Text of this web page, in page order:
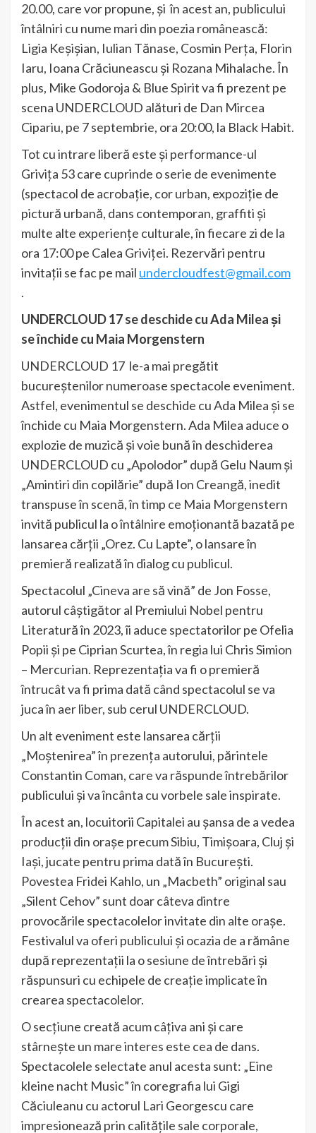
20.00, care vor propune, și în acest an, publicului
întâlniri cu nume mari din poezia românească:
Ligia Keșișian, Iulian Tănase, Cosmin Perța, Florin
Iaru, Ioana Crăciuneascu și Rozana Mihalache. În
plus, Mike Godoroja & Blue Spirit va fi prezent pe
scena UNDERCLOUD alături de Dan Mircea
Cipariu, pe 7 septembrie, ora 20:00, la Black Habit.
Tot cu intrare liberă este și performance-ul
Grivița 53 care cuprinde o serie de evenimente
(spectacol de acrobație, cor urban, expoziție de
pictură urbană, dans contemporan, graffiti și
multe alte experiențe culturale, în fiecare zi de la
ora 17:00 pe Calea Griviței. Rezervări pentru
invitații se fac pe mail undercloudfest@gmail.com
.
UNDERCLOUD 17 se deschide cu Ada Milea și
se închide cu Maia Morgenstern
UNDERCLOUD 17 le-a mai pregătit
bucureștenilor numeroase spectacole eveniment.
Astfel, evenimentul se deschide cu Ada Milea și se
închide cu Maia Morgenstern. Ada Milea aduce o
explozie de muzică și voie bună în deschiderea
UNDERCLOUD cu „Apolodor” după Gelu Naum și
„Amintiri din copilărie” după Ion Creangă, inedit
transpuse în scenă, în timp ce Maia Morgenstern
invită publicul la o întâlnire emoționantă bazată pe
lansarea cărții „Orez. Cu Lapte”, o lansare în
premieră realizată în dialog cu publicul.
Spectacolul „Cineva are să vină” de Jon Fosse,
autorul câștigător al Premiului Nobel pentru
Literatură în 2023, îi aduce spectatorilor pe Ofelia
Popii și pe Ciprian Scurtea, în regia lui Chris Simion
– Mercurian. Reprezentația va fi o premieră
întrucât va fi prima dată când spectacolul se va
juca în aer liber, sub cerul UNDERCLOUD.
Un alt eveniment este lansarea cărții
„Moștenirea” în prezența autorului, părintele
Constantin Coman, care va răspunde întrebărilor
publicului și va încânta cu vorbele sale inspirate.
În acest an, locuitorii Capitalei au șansa de a vedea
producții din orașe precum Sibiu, Timișoara, Cluj și
Iași, jucate pentru prima dată în București.
Povestea Fridei Kahlo, un „Macbeth” original sau
„Silent Cehov” sunt doar câteva dintre
provocările spectacolelor invitate din alte orașe.
Festivalul va oferi publicului și ocazia de a rămâne
după reprezentații la o sesiune de întrebări și
răspunsuri cu echipele de creație implicate în
crearea spectacolelor.
O secțiune creată acum câțiva ani și care
stârnește un mare interes este cea de dans.
Spectacolele selectate anul acesta sunt: „Eine
kleine nacht Music” în coregrafia lui Gigi
Căciuleanu cu actorul Lari Georgescu care
impresionează prin calitățile sale corporale,